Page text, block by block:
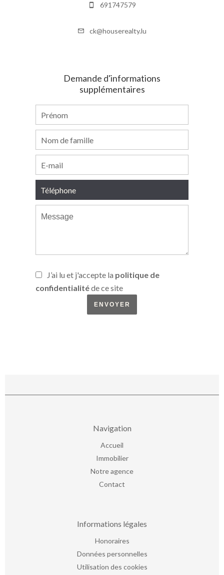
691747579
ck@houserealty.lu
Demande d'informations
supplémentaires
J’ai lu et j'accepte la politique de
confidentialitéde ce site
ENVOYER
Navigation
Accueil
Immobilier
Notre agence
Contact
Informations légales
Honoraires
Données personnelles
Utilisation des cookies